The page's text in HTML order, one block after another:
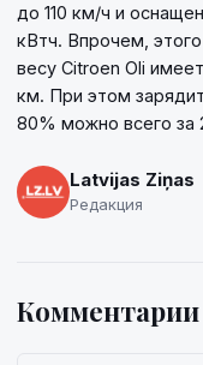
до 110 км/ч и
кВтч. Впрочем,
весу Citroen Oli
км. При этом
80% можно всего за
Latvijas Ziņas
Редакция
Комментарии